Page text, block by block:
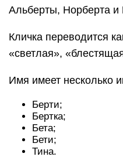
Альберты, Норберта и
Кличка переводится
«светлая»,
Имя имеет несколько
Берти;
Бертка;
Бета;
Бети;
Тина.